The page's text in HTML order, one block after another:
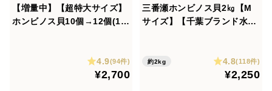
【増量中】【超特大サイズ】
ホンビノス貝10個→12個(1個
4.9(94件)
¥2,700
三番瀬ホンビノス貝2㎏【M
サイズ】【千葉ブランド水産
師直送】【三番瀬産】【かん
約2kg 4.8(118件)
¥2,250